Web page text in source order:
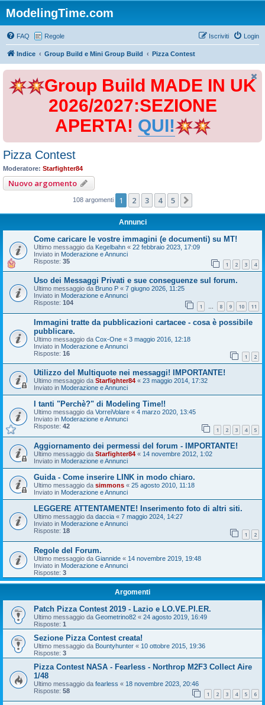
ModelingTime.com
FAQ Regole Login
Iscriviti
Indice Group Build e Mini Group Build Pizza Contest
Group Build MADE IN UK
2026/2027:SEZIONE
APERTA! QUI!
Pizza Contest
Moderatore: Starfighter84
Nuovo argomento
108 argomenti 1 2 3 4 5
Annunci
Come caricare le vostre immagini (e documenti) su MT!
Ultimo messaggio da Kegelbahn « 22 febbraio 2023, 17:09
Inviato in Moderazione e Annunci
Risposte: 35 1 2 3 4
Uso dei Messaggi Privati e sue conseguenze sul forum.
Ultimo messaggio da Bruno P « 7 giugno 2026, 11:25
Inviato in Moderazione e Annunci
Risposte: 104 1 … 8 9 10 11
Immagini tratte da pubblicazioni cartacee - cosa è possibile
pubblicare.
Ultimo messaggio da Cox-One « 3 maggio 2016, 12:18
Inviato in Moderazione e Annunci
Risposte: 16 1 2
Utilizzo del Multiquote nei messaggi! IMPORTANTE!
Ultimo messaggio da Starfighter84 « 23 maggio 2014, 17:32
Inviato in Moderazione e Annunci
I tanti "Perchè?" di Modeling Time!!
Ultimo messaggio da VorreiVolare « 4 marzo 2020, 13:45
Inviato in Moderazione e Annunci
Risposte: 42 1 2 3 4 5
Aggiornamento dei permessi del forum - IMPORTANTE!
Ultimo messaggio da Starfighter84 « 14 novembre 2012, 1:02
Inviato in Moderazione e Annunci
Guida - Come inserire LINK in modo chiaro.
Ultimo messaggio da simmons « 25 agosto 2010, 11:18
Inviato in Moderazione e Annunci
LEGGERE ATTENTAMENTE! Inserimento foto di altri siti.
Ultimo messaggio da daccia « 7 maggio 2024, 14:27
Inviato in Moderazione e Annunci
Risposte: 18 1 2
Regole del Forum.
Ultimo messaggio da Giannide « 14 novembre 2019, 19:48
Inviato in Moderazione e Annunci
Risposte: 3
Argomenti
Patch Pizza Contest 2019 - Lazio e LO.VE.PI.ER.
Ultimo messaggio da Geometrino82 « 24 agosto 2019, 16:49
Risposte: 1
Sezione Pizza Contest creata!
Ultimo messaggio da Bountyhunter « 10 ottobre 2015, 19:36
Risposte: 3
Pizza Contest NASA - Fearless - Northrop M2F3 Collect Aire
1/48
Ultimo messaggio da fearless « 18 novembre 2023, 20:46
Risposte: 58 1 2 3 4 5 6